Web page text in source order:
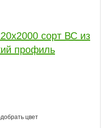
сорт ВС из
профиль